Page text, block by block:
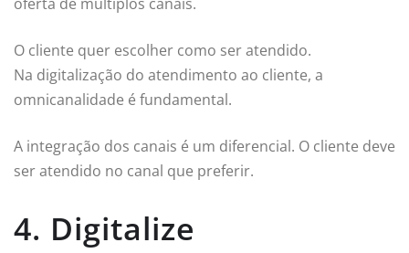
O cliente quer escolher como ser atendido.
Na digitalização do atendimento ao cliente, a
omnicanalidade é fundamental.
A integração dos canais é um diferencial. O cliente deve
ser atendido no canal que preferir.
4. Digitalize